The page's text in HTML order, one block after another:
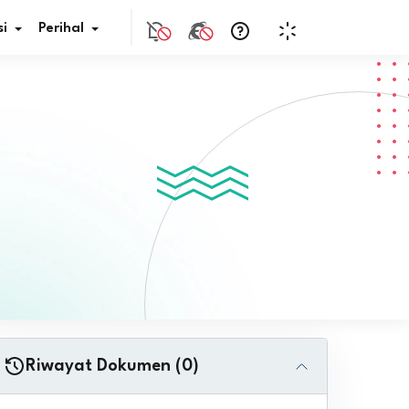
JDIH
Perihal
Riwayat Dokumen (0)